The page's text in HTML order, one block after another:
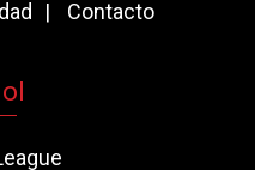
Contacto